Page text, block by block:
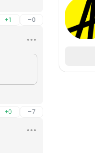
+1 –0
+0 –7